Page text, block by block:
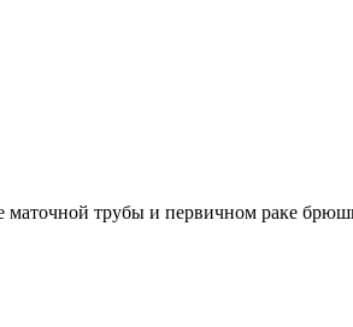
маточной трубы и первичном раке